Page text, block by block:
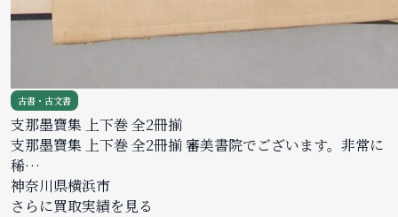
古書・古文書
支那墨寶集 上下巻 全2冊揃
支那墨寶集 上下巻 全2冊揃 審美書院でございます。非常に
稀…
神奈川県横浜市
さらに買取実績を見る